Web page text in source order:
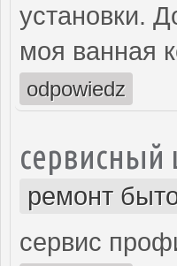
установки.
моя ванная
odpowiedz
сервисный
ремонт
сервис